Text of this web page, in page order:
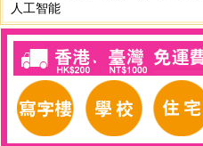
人工智能